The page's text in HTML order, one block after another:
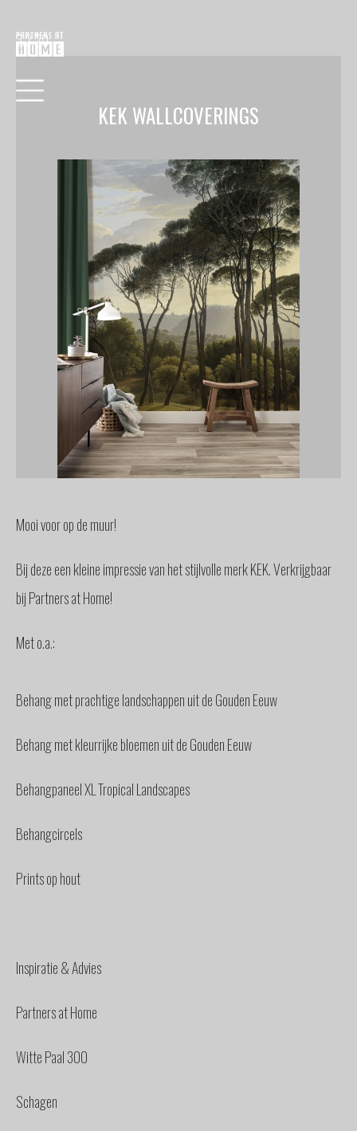
RAAMDECORATIE
BUITENZONWERING
MEUBELS
& ACCESSOIRES
BUITENLEVEN
INTERNATIONAAL
SPANJE
BINNENKIJKERS
NIEUWS
STEL
CONTACT
3.2.20
KEK WALLCOVERINGS
Mooi voor op de muur!
Bij deze een kleine impressie van het stijlvolle merk KEK. Verkrijgbaar
bij Partners at Home!
Met o.a.:
Behang met prachtige landschappen uit de Gouden Eeuw
Behang met kleurrijke bloemen uit de Gouden Eeuw
Behangpaneel XL Tropical Landscapes
Behangcircels
Prints op hout
Inspiratie & Advies
Partners at Home
Witte Paal 300
Schagen